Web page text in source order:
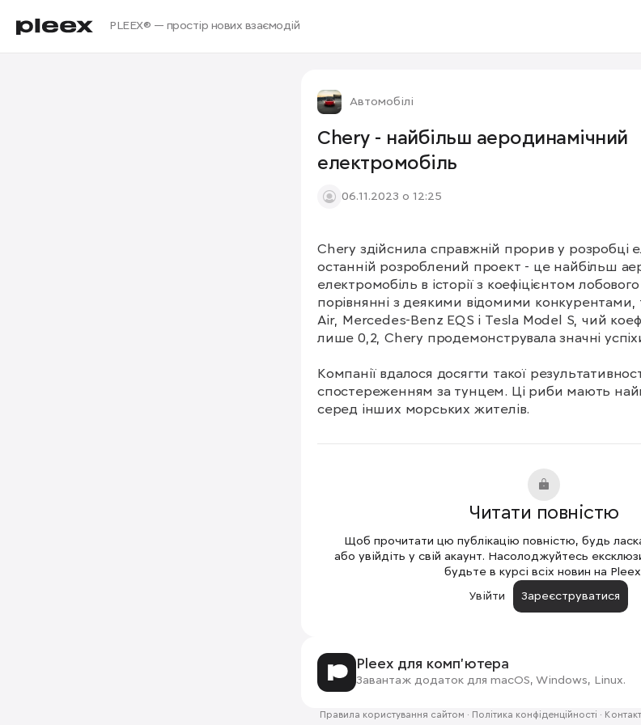
PLEEX® — простір нових взаємодій
Автомобілі
Chery - найбільш аеродинамічний
електромобіль
06.11.2023 о 12:25
Chery здійснила справжній прорив у розробці
останній розроблений проект - це найбільш
електромобіль в історії з коефіцієнтом
порівнянні з деякими відомими конкурентами,
Air, Mercedes-Benz EQS і Tesla Model S, чий
лише 0,2, Chery продемонструвала значні
Компанії вдалося досягти такої
спостереженням за тунцем. Ці риби мають
серед інших морських жителів.
Читати повністю
Щоб прочитати цю публікацію повністю, будь
або увійдіть у свій акаунт. Насолоджуйтесь
будьте в курсі всіх новин на
Увійти
Зареєструватися
Pleex для комп'ютера
Завантаж додаток для macOS, Windows, Linux.
Правила користування сайтом · Політика конфіденційності ·